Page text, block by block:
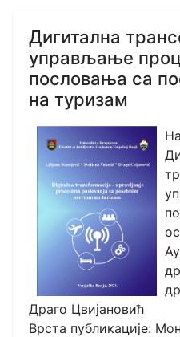
Дигитална
управљање
пословања са
на туризам
Драго Цвијановић
Врста публикације: